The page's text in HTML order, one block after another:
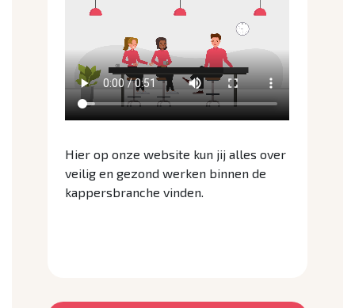
Hier op onze website kun jij alles over
veilig en gezond werken binnen de
kappersbranche vinden.